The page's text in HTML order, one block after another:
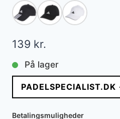
139 kr.
På lager
PADELSPECIALIST.DK
Betalingsmuligheder